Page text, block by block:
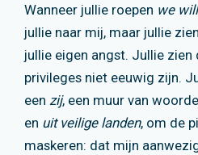
Wanneer jullie roepen we
jullie naar mij, maar jullie
jullie eigen angst. Jullie
privileges niet eeuwig zijn.
een zij, een muur van
en uit veilige landen, om de
maskeren: dat mijn